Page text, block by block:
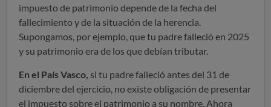
impuesto de patrimonio depende de la fecha del
fallecimiento y de la situación de la herencia.
Supongamos, por ejemplo, que tu padre falleció en 2025
y su patrimonio era de los que debían tributar.
En el País Vasco, si tu padre falleció antes del 31 de
diciembre del ejercicio, no existe obligación de presentar
el impuesto sobre el patrimonio a su nombre. Ahora